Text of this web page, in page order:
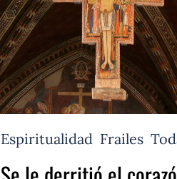
Espiritualidad Frailes